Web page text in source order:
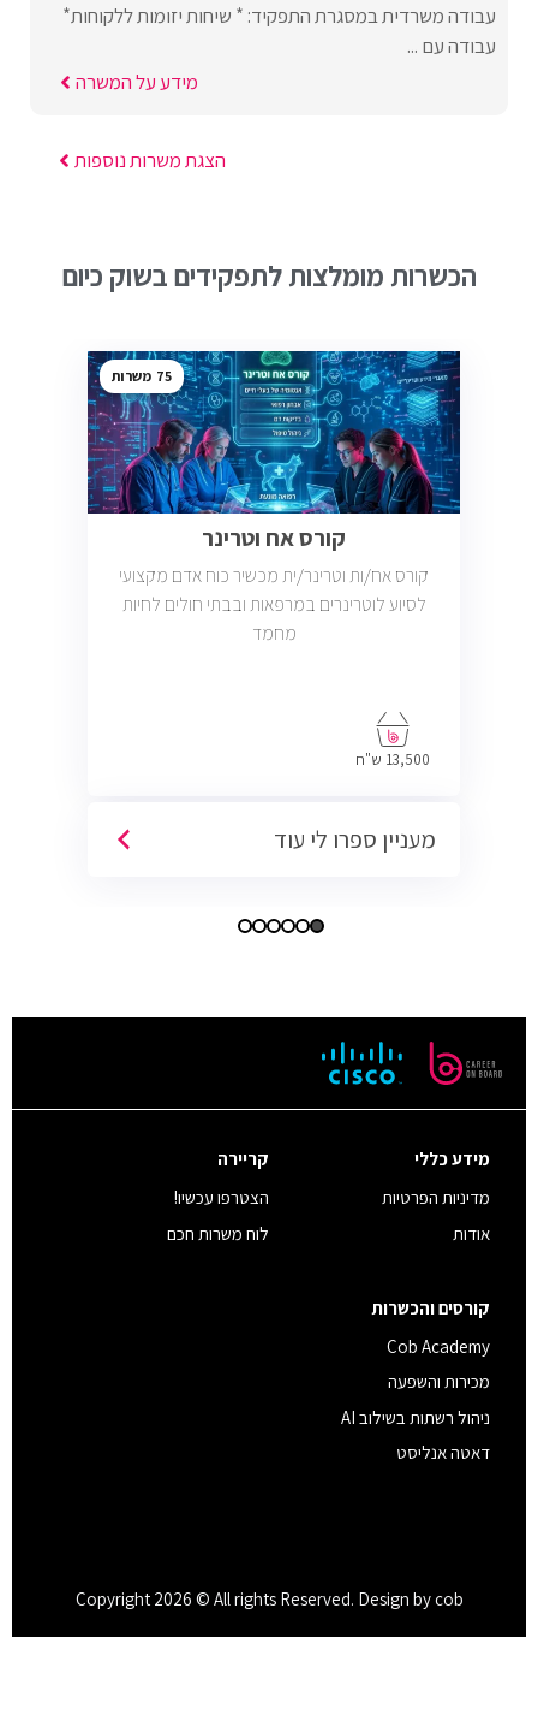
עבודה משרדית במסגרת התפקיד: * שיחות יזומות ללקוחות*
עבודה עם ...
מידע על המשרה
הצגת משרות נוספות
הכשרות מומלצות לתפקידים בשוק כיום
75
קורס אח וטרינר
קורס אח/ות וטרינר/ית מכשיר כוח אדם מקצועי
לסיוע לוטרינרים במרפאות ובבתי חולים לחיות
מחמד
13,500 ש"ח
מעניין ספרו לי עוד
מידע כללי
מדיניות הפרטיות
אודות
קריירה
הצטרפו עכשיו!
לוח משרות חכם
קורסים והכשרות
Cob Academy
מכירות והשפעה
ניהול רשתות בשילוב AI
דאטה אנליסט
Copyright 2026 © All rights Reserved. Design by cob